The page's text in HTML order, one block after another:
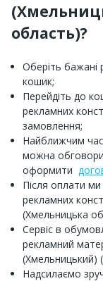
область)?
Оберіть бажані
кошик;
Перейдіть до
рекламних
замовлення;
Найближчим
можна
оформити
Після оплати
рекламних
(Хмельницька
Сервіс в
рекламний
(Хмельницький)
Надсилаємо